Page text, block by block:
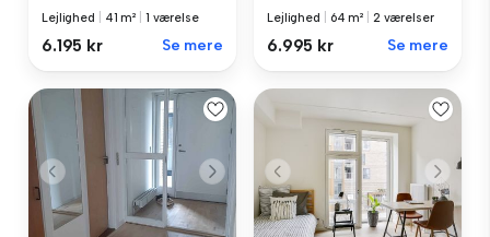
Lejlighed 41 m² 1 værelse
6.195 kr Se mere
Lejlighed 64 m² 2 værelser
6.995 kr Se mere